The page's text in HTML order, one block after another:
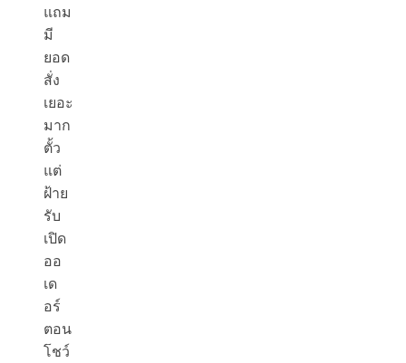
แถม
มี
ยอด
สั่ง
เยอะ
มาก
ตั้ว
แต่
ฝ้าย
รับ
เปิด
ออ
เด
อร์
ตอน
โชว์